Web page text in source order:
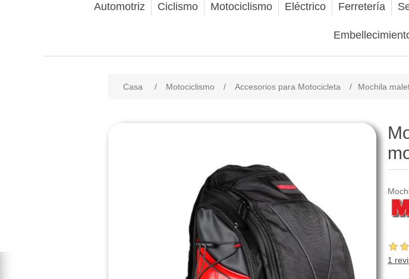
Automotriz Ciclismo Motociclismo Eléctrico Ferretería
Casa / Motociclismo / Accesorios para Motocicleta / Mochila
1